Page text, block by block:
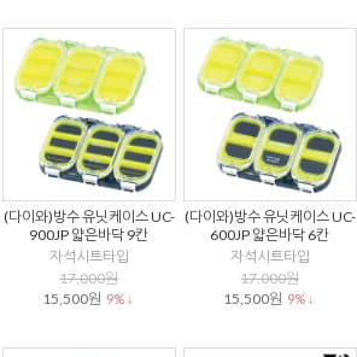
(다이와)방수 유닛케이스 UC-
900JP 얇은바닥 9칸
자석시트타입
17,000원
15,500원 9% ↓
(다이와)방수 유닛케이스 UC-
600JP 얇은바닥 6칸
자석시트타입
17,000원
15,500원 9% ↓